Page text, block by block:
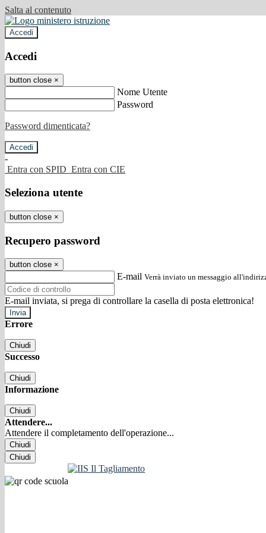
Salta al contenuto
Accedi
Accedi
button close ×
Nome Utente
Password
Password dimenticata?
-
Entra con SPID Entra con CIE
Seleziona utente
button close ×
Recupero password
button close ×
E-mail Verrà inviato un messaggio
E-mail inviata, si prega di controllare la casella di posta elettronica!
Errore
Chiudi
Successo
Chiudi
Informazione
Chiudi
Attendere...
Attendere il completamento dell'operazione...
Chiudi
Chiudi